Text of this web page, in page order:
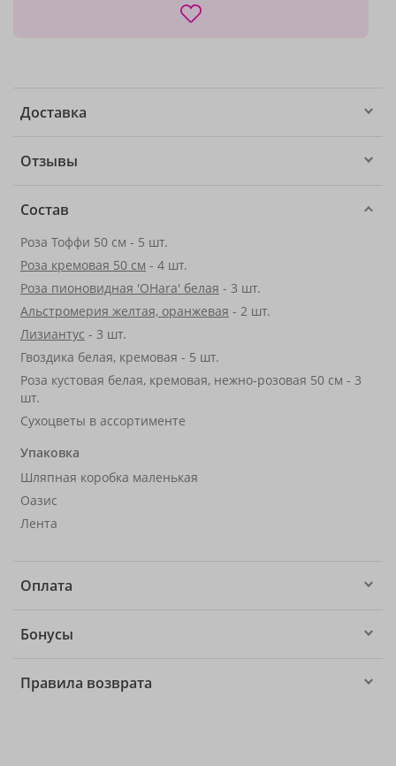
Доставка
Отзывы
Состав
Роза Тоффи 50 см - 5 шт.
Роза кремовая 50 см - 4 шт.
Роза пионовидная 'OHara' белая - 3 шт.
Альстромерия желтая, оранжевая - 2 шт.
Лизиантус - 3 шт.
Гвоздика белая, кремовая - 5 шт.
Роза кустовая белая, кремовая, нежно-розовая 50 см - 3
шт.
Сухоцветы в ассортименте
Упаковка
Шляпная коробка маленькая
Оазис
Лента
Оплата
Бонусы
Правила возврата